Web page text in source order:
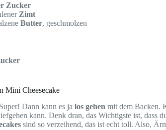
Zucker
Zimt
Butter, geschmolzen
Mini Cheesecake
Dann kann es ja los gehen mit dem Backen.
kann. Denk dran, das Wichtigste ist, dass
sind so verzeihend, das ist echt toll. Also,